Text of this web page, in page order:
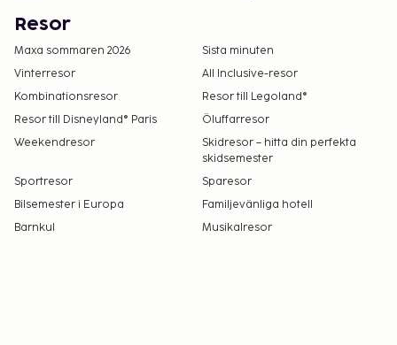
Resor
Maxa sommaren 2026
Sista minuten
Vinterresor
All Inclusive-resor
Kombinationsresor
Resor till Legoland®
Resor till Disneyland® Paris
Öluffarresor
Weekendresor
Skidresor – hitta din perfekta
skidsemester
Sportresor
Sparesor
Bilsemester i Europa
Familjevänliga hotell
Barnkul
Musikalresor